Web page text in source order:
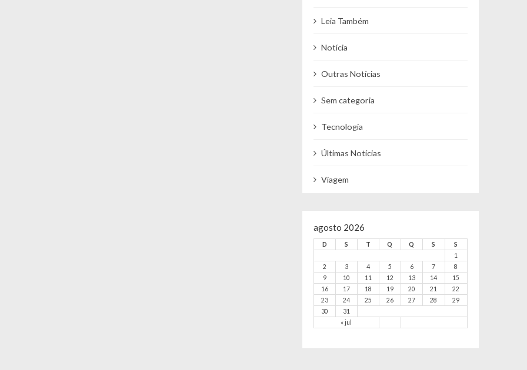
Leia Também
Notícia
Outras Notícias
Sem categoria
Tecnologia
Últimas Notícias
Viagem
agosto 2026
D S T Q Q S S
« jul
1
2
3 4 5 6 7
8
9
10 11 12 13 14
15
16
17 18 19 20 21
22
23
24 25 26 27 28
29
30
31